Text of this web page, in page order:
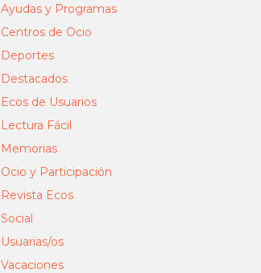
Ayudas y Programas
Centros de Ocio
Deportes
Destacados
Ecos de Usuarios
Lectura Fácil
Memorias
Ocio y Participación
Revista Ecos
Social
Usuarias/os
Vacaciones